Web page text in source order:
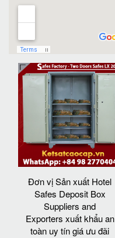
Đơn vị Sản xuất Hotel
Safes Deposit Box
Suppliers and
Exporters xuất khẩu an
toàn uy tín giá ưu đãi